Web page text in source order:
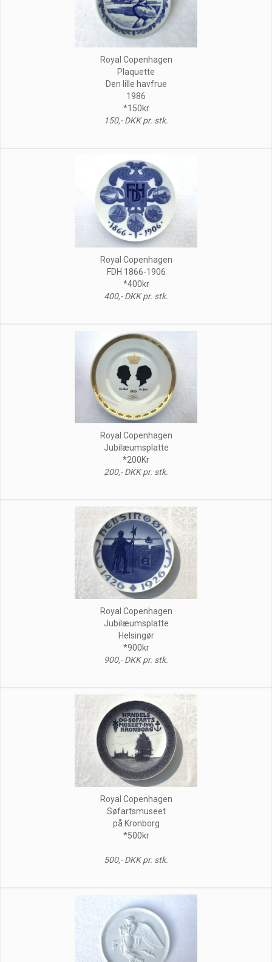
Royal Copenhagen
Plaquette
Den lille havfrue
1986
*150kr
150,- DKK pr. stk.
Royal Copenhagen
FDH 1866-1906
*400kr
400,- DKK pr. stk.
Royal Copenhagen
Jubilæumsplatte
*200Kr
200,- DKK pr. stk.
Royal Copenhagen
Jubilæumsplatte
Helsingør
*900kr
900,- DKK pr. stk.
Royal Copenhagen
Søfartsmuseet
på Kronborg
*500kr
500,- DKK pr. stk.